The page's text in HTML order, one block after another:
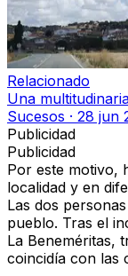
Relacionado
Una
Sucesos · 28 jun
Publicidad
Publicidad
Por este motivo,
localidad y en
Las dos
pueblo. Tras el
La Beneméritas,
coincidía con las